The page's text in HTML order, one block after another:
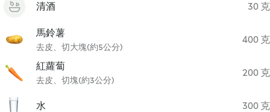
清酒 30 克
馬鈴薯
去皮、切大塊(約5公分)
400 克
紅蘿蔔
去皮、切塊(約3公分)
200 克
水 300 克